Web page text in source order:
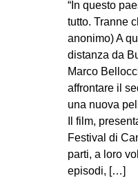
“In questo
tutto. Tranne
anonimo) A
distanza da
Marco
affrontare il
una nuova
Il film,
Festival di
parti, a loro
episodi, […]